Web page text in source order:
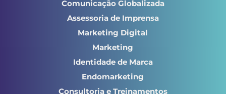
Comunicação Globalizada
Assessoria de Imprensa
Marketing Digital
Marketing
Identidade de Marca
Endomarketing
Consultoria e Treinamentos